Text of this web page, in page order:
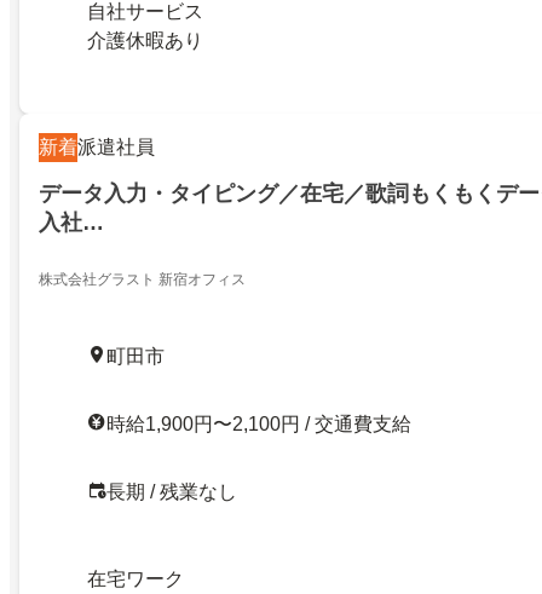
自社サービス
介護休暇あり
新着派遣社員
データ入力・タイピング／在宅／歌詞もくもくデ
入社…
株式会社グラスト 新宿オフィス
町田市
時給1,900円〜2,100円 / 交通費支給
長期 / 残業なし
在宅ワーク